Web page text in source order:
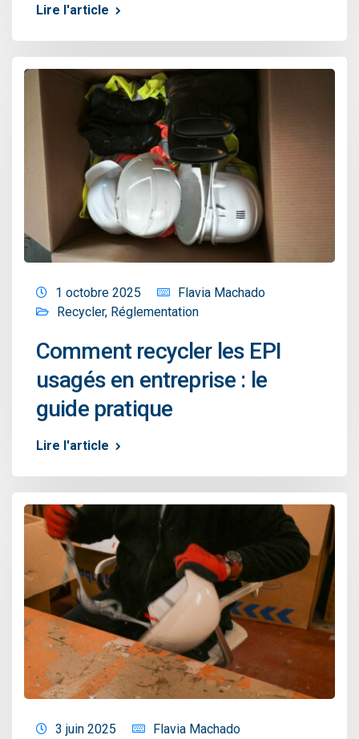
Lire l'article
1 octobre 2025
Flavia Machado
Recycler, Réglementation
Comment recycler les EPI
usagés en entreprise : le
guide pratique
Lire l'article
3 juin 2025
Flavia Machado